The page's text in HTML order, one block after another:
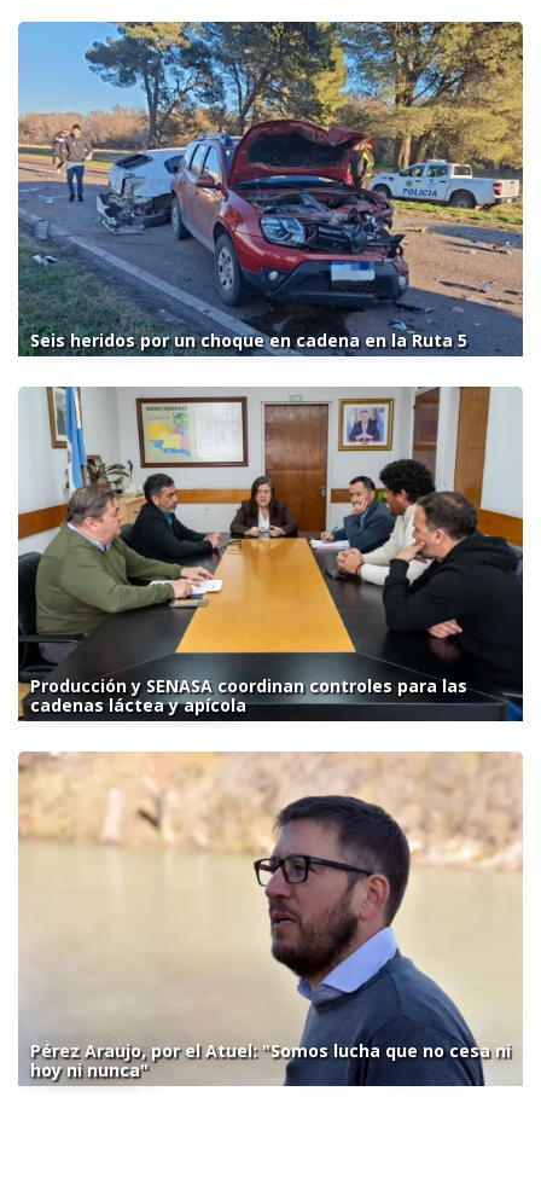
Seis heridos por un choque en cadena en la Ruta 5
Producción y SENASA coordinan controles para las
cadenas láctea y apícola
Pérez Araujo, por el Atuel: "Somos lucha que no cesa ni
hoy ni nunca"